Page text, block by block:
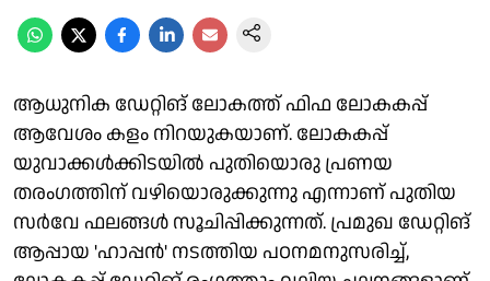
ആധുനിക ഡേറ്റിങ് ലോകത്ത് ഫിഫ ലോകകപ്പ്
ആവേശം കളം നിറയുകയാണ്. ലോകകപ്പ്
യുവാക്കള്‍ക്കിടയില്‍ പുതിയൊരു പ്രണയ
തരംഗത്തിന് വഴിയൊരുക്കുന്നു എന്നാണ് പുതിയ
സര്‍വേ ഫലങ്ങള്‍ സൂചിപ്പിക്കുന്നത്. പ്രമുഖ ഡേറ്റിങ്
ആപ്പായ 'ഹാപ്പന്‍' നടത്തിയ പഠനമനുസരിച്ച്,